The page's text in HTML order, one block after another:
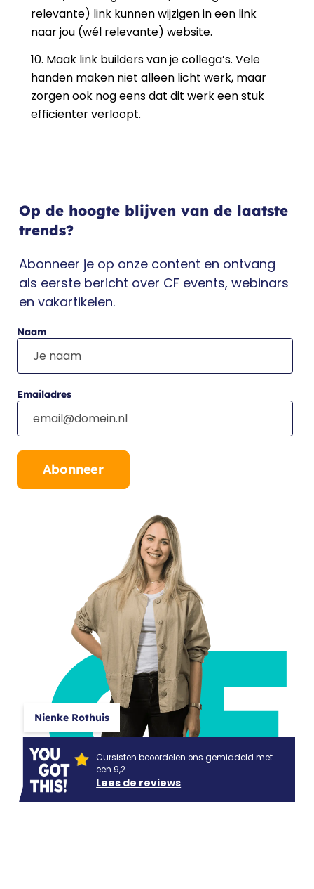
relevante) link kunnen wijzigen in een link
naar jou (wél relevante) website.
10. Maak link builders van je collega’s. Vele
handen maken niet alleen licht werk, maar
zorgen ook nog eens dat dit werk een stuk
efficienter verloopt.
Op de hoogte blijven van de laatste
trends?
Abonneer je op onze content en ontvang
als eerste bericht over CF events, webinars
en vakartikelen.
Naam
Emailadres
Abonneer
CF
Nienke Rothuis
Cursisten beoordelen ons gemiddeld met
een 9,2.
Lees de reviews